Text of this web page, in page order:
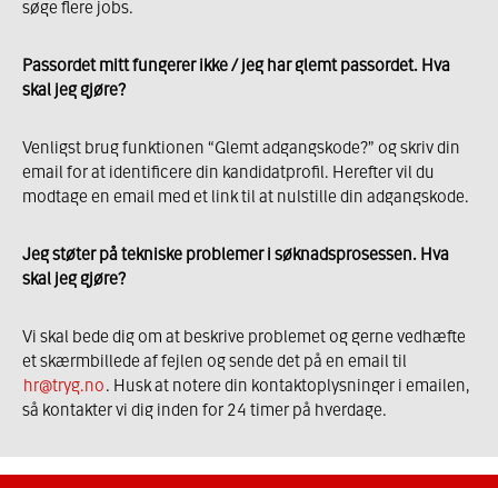
søge flere jobs.
Passordet mitt fungerer ikke / jeg har glemt passordet. Hva
skal jeg gjøre?
Venligst brug funktionen “Glemt adgangskode?” og skriv din
email for at identificere din kandidatprofil. Herefter vil du
modtage en email med et link til at nulstille din adgangskode.
Jeg støter på tekniske problemer i søknadsprosessen. Hva
skal jeg gjøre?
Vi skal bede dig om at beskrive problemet og gerne vedhæfte
et skærmbillede af fejlen og sende det på en email til
hr@tryg.no . Husk at notere din kontaktoplysninger i emailen,
så kontakter vi dig inden for 24 timer på hverdage.